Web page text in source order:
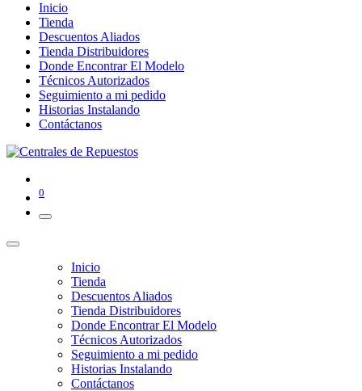
Inicio
Tienda
Descuentos Aliados
Tienda Distribuidores
Donde Encontrar El Modelo
Técnicos Autorizados
Seguimiento a mi pedido
Historias Instalando
Contáctanos
0
Inicio
Tienda
Descuentos Aliados
Tienda Distribuidores
Donde Encontrar El Modelo
Técnicos Autorizados
Seguimiento a mi pedido
Historias Instalando
Contáctanos